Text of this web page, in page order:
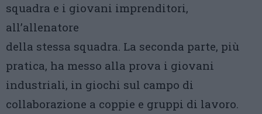
squadra e i giovani imprenditori,
all’allenatore
della stessa squadra. La seconda parte, più
pratica, ha messo alla prova i giovani
industriali, in giochi sul campo di
collaborazione a coppie e gruppi di lavoro.